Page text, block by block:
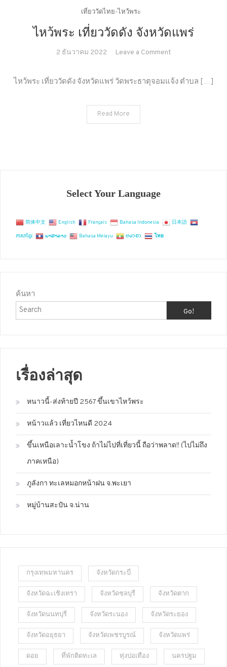
เที่ยววัดไทย-ไหว้พระ
ไหว้พระ เที่ยววัดดัง จังหวัดแพร่
2 ธันวาคม 2022 Leave a Commenton
พระ
ไหว้พระ เที่ยววัดดัง จังหวัดแพร่ วัดพระธาตุจอมแจ้ง ตำบล […]
Read More
Select Your Language
简体中文 English Français Bahasa Indonesia 日本語
ភាសាខ្មែរ ພາສາລາວ Bahasa Melayu ဗမာစာ ไทย
ค้นหา
Go!
เรื่องล่าสุด
หนาวนี้-ส่งท้ายปี 2567 ขึ้นเขาไหว้พระ
หน้าวแล้ว เที่ยวไหนดี 2024
ขึ้นเหนือเลาะน้ำโขง ถ้าไม่ไปที่เที่ยวนี้ ถือว่าพลาด!! (ไปไม่ถึง
ภาคเหนือ)
ภูลังกา ทะเลหมอกหน้าฝน จ.พะเยา
หมู่บ้านสะปัน จ.น่าน
กรุงเทพมหานคร จังหวัดกระบี่
จังหวัดฉะเชิงเทรา จังหวัดชลบุรี จังหวัดตาก
จังหวัดนนทบุรี จังหวัดระนอง จังหวัดระยอง
จังหวัดอยุธยา จังหวัดเพชรบูรณ์ จังหวัดแพร่
ดอย ที่พักติดทะเล ทุ่งปอเทือง นครปฐม